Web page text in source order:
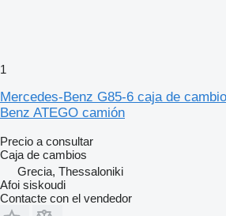
1
Mercedes-Benz G85-6 caja de
Benz ATEGO camión
Precio a consultar
Caja de cambios
Grecia, Thessaloniki
Afoi siskoudi
Contacte con el vendedor